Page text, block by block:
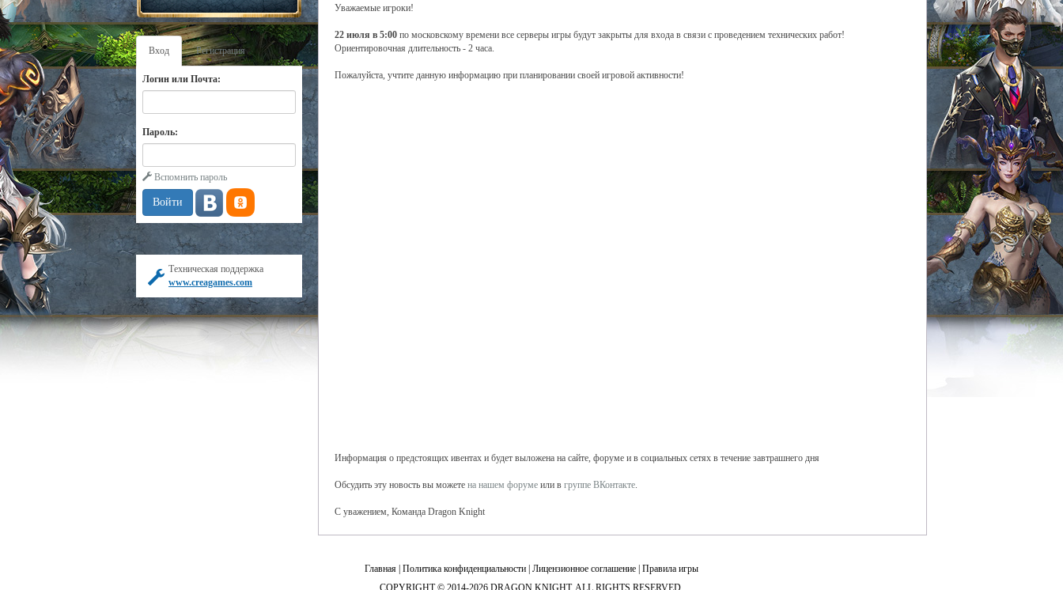
Вход Регистрация
Логин или Почта:
Пароль:
Вспомнить пароль
Техническая поддержка
www.creagames.com
Уважаемые игроки!
22 июля в 5:00 по московскому времени все серверы игры будут закрыты для входа в связи с проведением технических работ!
Ориентировочная длительность - 2 часа.
Пожалуйста, учтите данную информацию при планировании своей игровой активности!
Информация о предстоящих ивентах и будет выложена на сайте, форуме и в социальных сетях в течение завтрашнего дня
Обсудить эту новость вы можете на нашем форуме или в группе ВКонтакте.
С уважением, Команда Dragon Knight
Главная Политика конфиденциальности Лицензионное соглашение Правила игры
COPYRIGHT © 2014-2026 DRAGON KNIGHT. ALL RIGHTS RESERVED.